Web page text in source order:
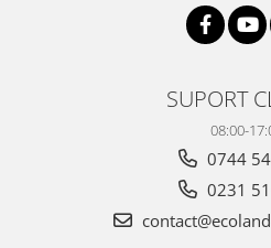
SUPORT
08:00-
0744
0231